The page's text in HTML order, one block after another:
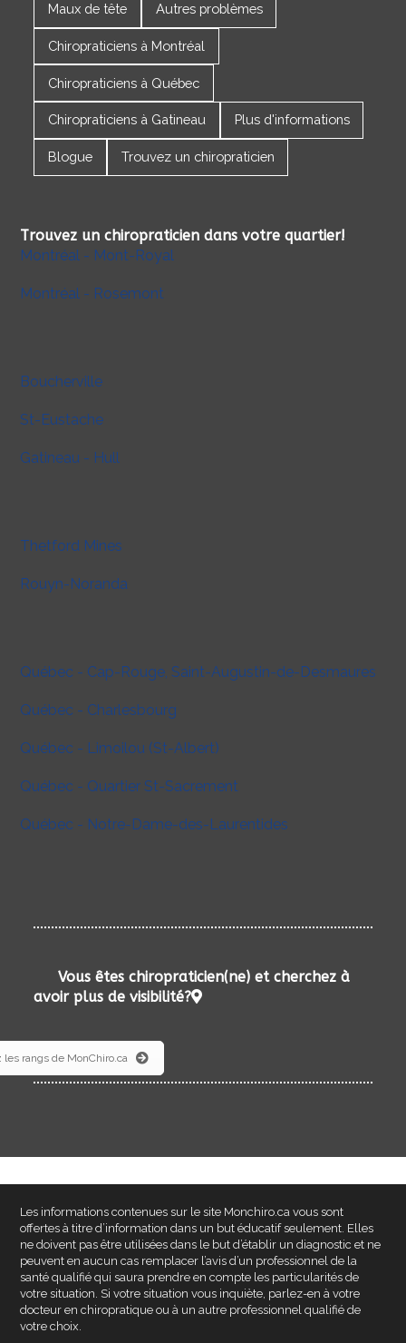
Maux de tête Autres problèmes
Chiropraticiens à Montréal
Chiropraticiens à Québec
Chiropraticiens à Gatineau Plus d'informations
Blogue Trouvez un chiropraticien
Trouvez un chiropraticien dans votre quartier!
Montréal - Mont-Royal
Montréal - Rosemont
Boucherville
St-Eustache
Gatineau - Hull
Thetford Mines
Rouyn-Noranda
Québec - Cap-Rouge, Saint-Augustin-de-Desmaures
Québec - Charlesbourg
Québec - Limoilou (St-Albert)
Québec - Quartier St-Sacrement
Québec - Notre-Dame-des-Laurentides
Vous êtes chiropraticien(ne) et cherchez à
avoir plus de visibilité?
les rangs de MonChiro.ca
Les informations contenues sur le site Monchiro.ca vous sont
offertes à titre d’information dans un but éducatif seulement . Elles
ne doivent pas être utilisées dans le but d’établir un diagnostic et ne
peuvent en aucun cas remplacer l’avis d’un professionnel de la
santé qualifié qui saura prendre en compte les particularités de
votre situation. Si votre situation vous inquiète, parlez-en à votre
docteur en chiropratique ou à un autre professionnel qualifié de
votre choix.